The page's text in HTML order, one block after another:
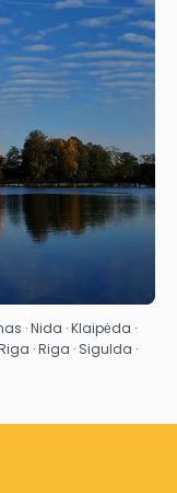
· Nida · Klaipėda ·
· Riga · Sigulda ·